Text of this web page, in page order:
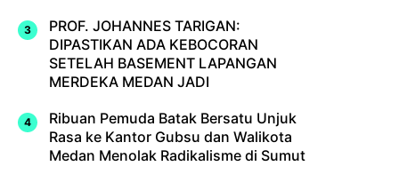
PROF. JOHANNES TARIGAN:
DIPASTIKAN ADA KEBOCORAN
SETELAH BASEMENT LAPANGAN
MERDEKA MEDAN JADI
Ribuan Pemuda Batak Bersatu Unjuk
Rasa ke Kantor Gubsu dan Walikota
Medan Menolak Radikalisme di Sumut